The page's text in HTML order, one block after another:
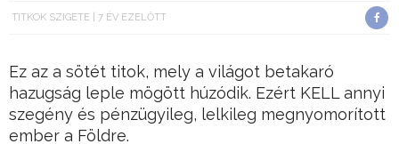
TITKOK SZIGETE 7 ÉV EZELŐTT
Ez az a sötét titok, mely a világot betakaró
hazugság leple mögött húzódik. Ezért KELL annyi
szegény és pénzügyileg, lelkileg megnyomorított
ember a Földre.